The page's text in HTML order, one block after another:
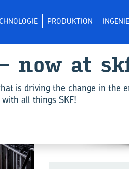
PRODUKTION
NEUIGKEITEN
at
is driving the change in the
all things SKF!